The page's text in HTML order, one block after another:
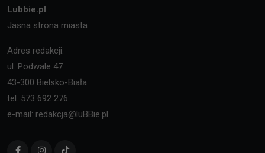
Lubbie.pl
Jasna strona miasta
Adres redakcji:
ul. Podwale 47
43-300 Bielsko-Biała
tel. 573 692 276
e-mail: redakcja@luBBie.pl